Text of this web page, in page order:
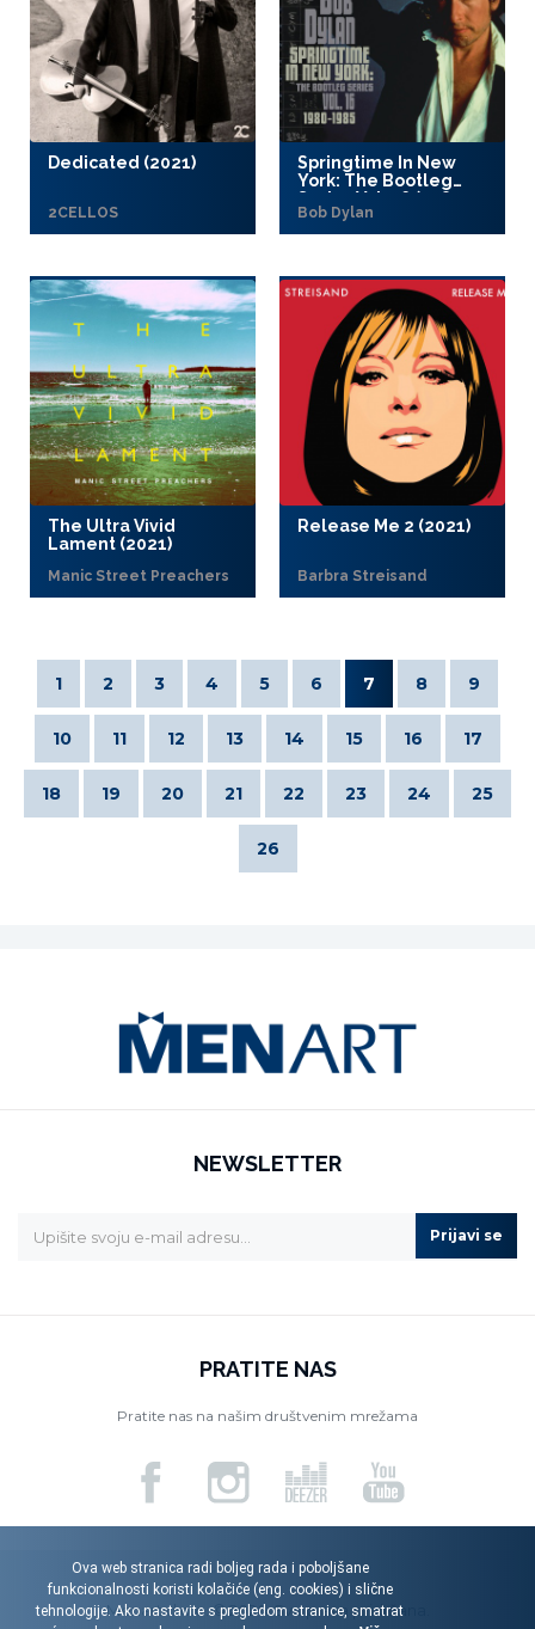
Dedicated (2021)
2CELLOS
Springtime In New
York: The Bootleg
Series Vol. 16 (1980-
1985) (2021)
Bob Dylan
The Ultra Vivid
Lament (2021)
Manic Street Preachers
Release Me 2 (2021)
Barbra Streisand
1 2 3 4 5 6 7 8 9
10 11 12 13 14 15 16 17
18 19 20 21 22 23 24 25
26
NEWSLETTER
Prijavi se
PRATITE NAS
Pratite nas na našim društvenim mrežama
Menart d.o.o. © 2026. Sva prava pridržana.
Ova web stranica radi boljeg rada i poboljšane
funkcionalnosti koristi kolačiće (eng. cookies) i slične
tehnologije. Ako nastavite s pregledom stranice, smatrat